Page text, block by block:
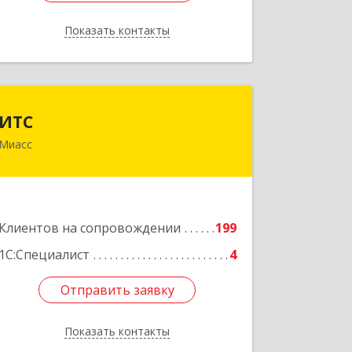
Показать контакты
Назад
ИТС
Миасс
Клиентов на сопровождении
199
1С:Специалист
4
Отправить заявку
Показать контакты
456300, Челябинская обл, Миасс г,
Отправить заявку
Назад